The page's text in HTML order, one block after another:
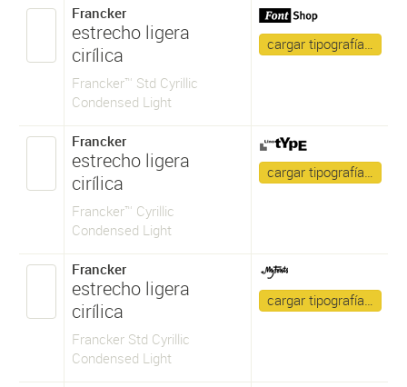
Francker
estrecho ligera
cirílica
Francker™ Std Cyrillic
Condensed Light
cargar tipografía…
Francker
estrecho ligera
cirílica
Francker™ Cyrillic
Condensed Light
cargar tipografía…
Francker
estrecho ligera
cirílica
Francker Std Cyrillic
Condensed Light
cargar tipografía…